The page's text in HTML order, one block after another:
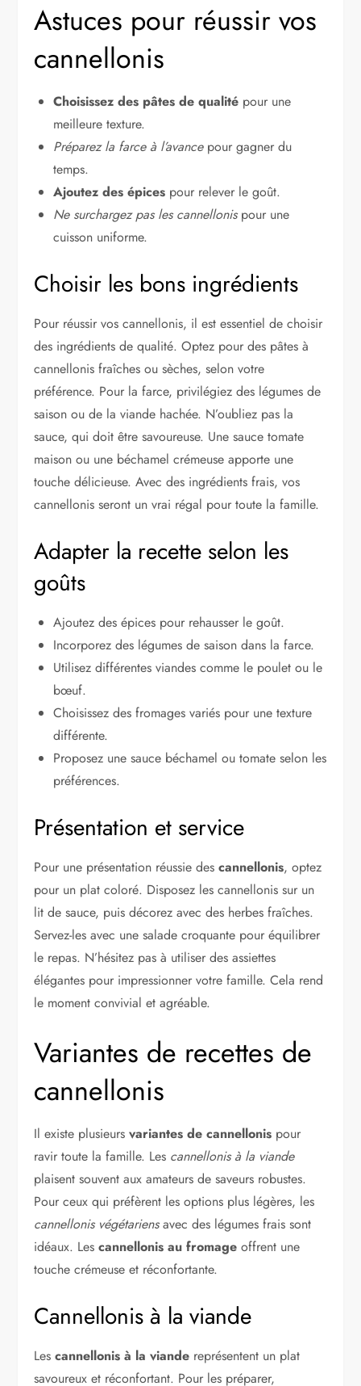
Astuces pour réussir vos
cannellonis
Choisissez des pâtes de qualité pour une
meilleure texture.
Préparez la farce à l’avancepour gagner du
temps.
Ajoutez des épices pour relever le goût.
Ne surchargez pas les cannellonispour une
cuisson uniforme.
Choisir les bons ingrédients
Pour réussir vos cannellonis, il est essentiel de choisir
des ingrédients de qualité. Optez pour des pâtes à
cannellonis fraîches ou sèches, selon votre
préférence. Pour la farce, privilégiez des légumes de
saison ou de la viande hachée. N’oubliez pas la
sauce, qui doit être savoureuse. Une sauce tomate
maison ou une béchamel crémeuse apporte une
touche délicieuse. Avec des ingrédients frais, vos
cannellonis seront un vrai régal pour toute la famille.
Adapter la recette selon les
goûts
Ajoutez des épices pour rehausser le goût.
Incorporez des légumes de saison dans la farce.
Utilisez différentes viandes comme le poulet ou le
bœuf.
Choisissez des fromages variés pour une texture
différente.
Proposez une sauce béchamel ou tomate selon les
préférences.
Présentation et service
Pour une présentation réussie descannellonis, optez
pour un plat coloré. Disposez les cannellonis sur un
lit de sauce, puis décorez avec des herbes fraîches.
Servez-les avec une salade croquante pour équilibrer
le repas. N’hésitez pas à utiliser des assiettes
élégantes pour impressionner votre famille. Cela rend
le moment convivial et agréable.
Variantes de recettes de
cannellonis
Il existe plusieursvariantes de cannellonis pour
ravir toute la famille. Les cannellonis à la viande
plaisent souvent aux amateurs de saveurs robustes.
Pour ceux qui préfèrent les options plus légères, les
cannellonis végétariensavec des légumes frais sont
idéaux. Lescannellonis au fromage offrent une
touche crémeuse et réconfortante.
Cannellonis à la viande
Lescannellonis à la viande représentent un plat
savoureux et réconfortant. Pour les préparer,